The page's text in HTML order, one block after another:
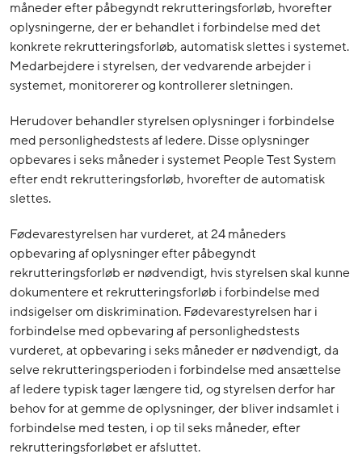
måneder efter påbegyndt rekrutteringsforløb, hvorefter
oplysningerne, der er behandlet i forbindelse med det
konkrete rekrutteringsforløb, automatisk slettes i systemet.
Medarbejdere i styrelsen, der vedvarende arbejder i
systemet, monitorerer og kontrollerer sletningen.
Herudover behandler styrelsen oplysninger i forbindelse
med personlighedstests af ledere. Disse oplysninger
opbevares i seks måneder i systemet People Test System
efter endt rekrutteringsforløb, hvorefter de automatisk
slettes.
Fødevarestyrelsen har vurderet, at 24 måneders
opbevaring af oplysninger efter påbegyndt
rekrutteringsforløb er nødvendigt, hvis styrelsen skal kunne
dokumentere et rekrutteringsforløb i forbindelse med
indsigelser om diskrimination. Fødevarestyrelsen har i
forbindelse med opbevaring af personlighedstests
vurderet, at opbevaring i seks måneder er nødvendigt, da
selve rekrutteringsperioden i forbindelse med ansættelse
af ledere typisk tager længere tid, og styrelsen derfor har
behov for at gemme de oplysninger, der bliver indsamlet i
forbindelse med testen, i op til seks måneder, efter
rekrutteringsforløbet er afsluttet.